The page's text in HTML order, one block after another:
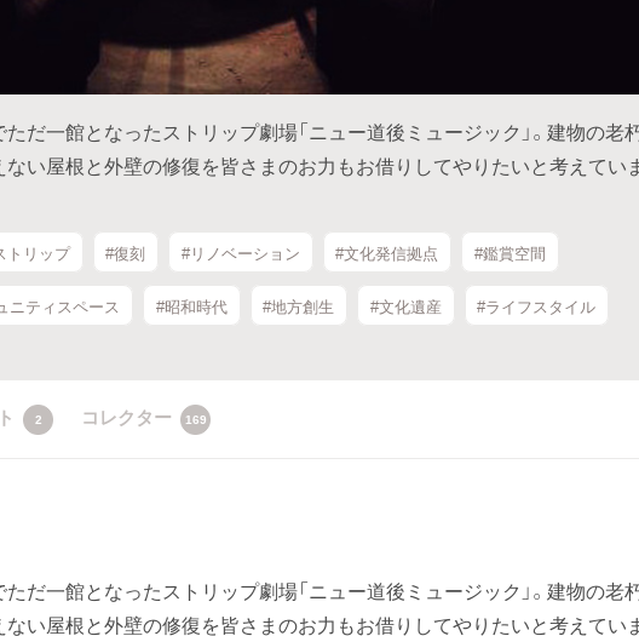
だ一館となったストリップ劇場「ニュー道後ミュージック」。建物の老
い屋根と外壁の修復を皆さまのお力もお借りしてやりたいと考えてい
トリップ #復刻 #リノベーション #文化発信拠点 #鑑賞空間
ニティスペース #昭和時代 #地方創生 #文化遺産 #ライフスタイル
2 コレクター 169
だ一館となったストリップ劇場「ニュー道後ミュージック」。建物の老
い屋根と外壁の修復を皆さまのお力もお借りしてやりたいと考えてい